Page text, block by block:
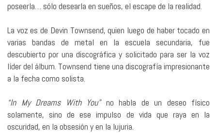
poseerla… sólo desearla en sueños, el escape de la realidad.
La voz es de Devin Townsend, quien luego de haber tocado en
varias bandas de metal en la escuela secundaria, fue
descubierto por una discográfica y solicitado para ser la voz
líder del álbum. Townsend tiene una discografía impresionante
a la fecha como solista.
“In My Dreams With You”no habla de un deseo físico
solamente, sino de ese impulso de vida que raya en la
oscuridad, en la obsesión y en la lujuria.